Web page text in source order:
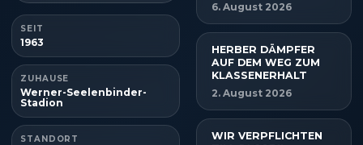
SEIT
1963
ZUHAUSE
Werner-Seelenbinder-
Stadion
STANDORT
6. August 2026
HERBER DÄMPFER
AUF DEM WEG ZUM
KLASSENERHALT
2. August 2026
WIR VERPFLICHTEN